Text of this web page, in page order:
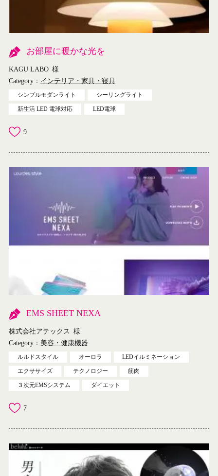
お部屋に暖かな光を
KAGU LABO 様
Category： インテリア・家具・寝具
シンプルモダンライト シーリングライト
新生活 LED 電球対応 LED電球
9
EMS SHEET NEXA
株式会社アテックス 様
Category： 美容・健康機器
ルルドスタイル オーロラ LEDイルミネーション
エクササイズ テクノロジー 筋肉
３次元EMSシステム ダイエット
7